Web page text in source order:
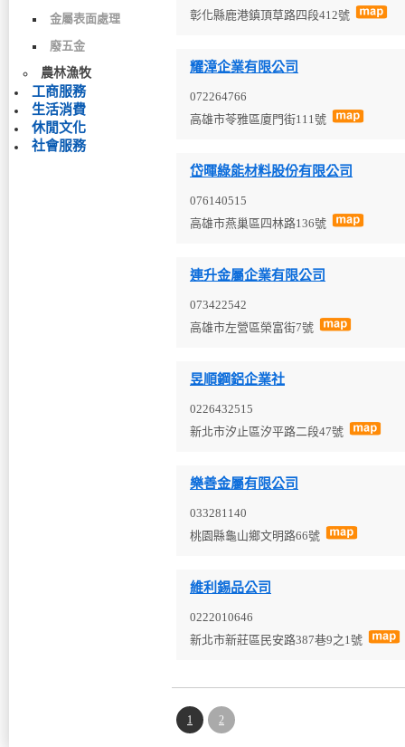
金屬表面處理
廢五金
農林漁牧
工商服務
生活消費
休閒文化
社會服務
彰化縣鹿港鎮頂草路四段412號
耀漳企業有限公司
072264766
高雄市苓雅區廈門街111號
岱暉綠能材料股份有限公司
076140515
高雄市燕巢區四林路136號
連升金屬企業有限公司
073422542
高雄市左營區榮富街7號
昱順鋼鋁企業社
0226432515
新北市汐止區汐平路二段47號
樂善金屬有限公司
033281140
桃園縣龜山鄉文明路66號
維利錫品公司
0222010646
新北市新莊區民安路387巷9之1號
1 2